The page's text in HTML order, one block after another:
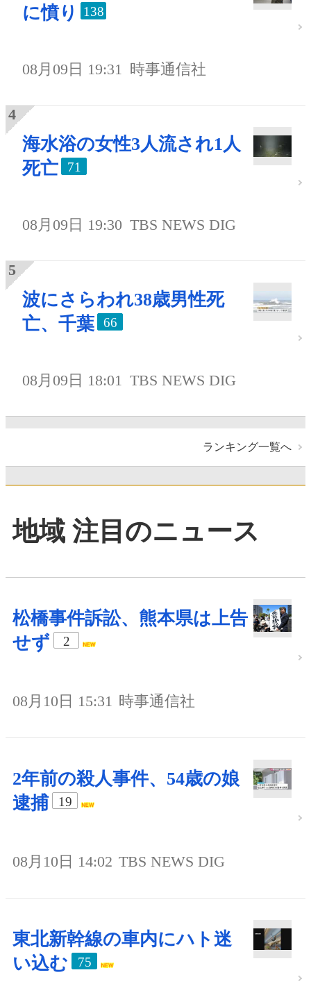
に憤り
138
08月09日 19:31 時事通信社
海水浴の女性3人流され1人
死亡
71
08月09日 19:30 TBS NEWS DIG
波にさらわれ38歳男性死
亡、千葉
66
08月09日 18:01 TBS NEWS DIG
ランキング一覧へ
地域 注目のニュース
松橋事件訴訟、熊本県は上告
せず
2
08月10日 15:31 時事通信社
2年前の殺人事件、54歳の娘
逮捕
19
08月10日 14:02 TBS NEWS DIG
東北新幹線の車内にハト迷
い込む
75